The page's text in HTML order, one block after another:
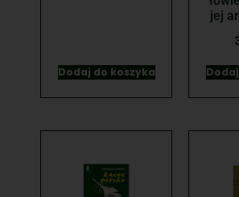
Dodaj do koszyka
jej